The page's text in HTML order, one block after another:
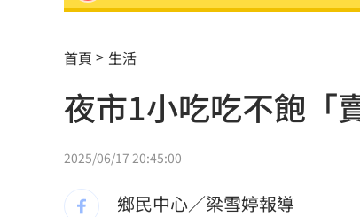
車是我的、油也是我的 睡車竟被
24歲存款破百萬！她公開致富關鍵
這大廠產能利用率衝90% 目標價
埃及知名女星涉毒被判死 引發社
首頁 生活
夜市1小吃吃不飽「
2025/06/17 20:45:00
鄉民中心／梁雪婷報導